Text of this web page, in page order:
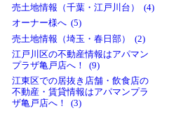
売土地情報（千葉・江戸川台） (4)
オーナー様へ (5)
売土地情報（埼玉・春日部） (2)
江戸川区の不動産情報はアパマン
プラザ亀戸店へ！ (9)
江東区での居抜き店舗・飲食店の
不動産・賃貸情報はアパマンプラ
ザ亀戸店へ！ (3)